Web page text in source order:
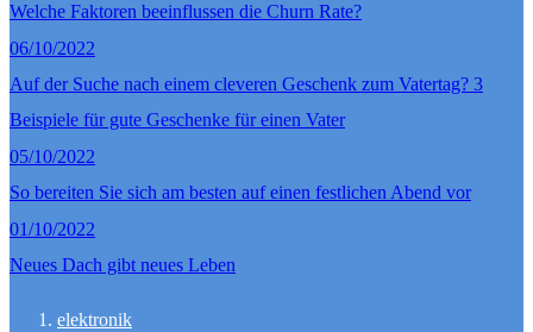
Welche Faktoren beeinflussen die Churn Rate?
06/10/2022
Auf der Suche nach einem cleveren Geschenk zum Vatertag? 3
Beispiele für gute Geschenke für einen Vater
05/10/2022
So bereiten Sie sich am besten auf einen festlichen Abend vor
01/10/2022
Neues Dach gibt neues Leben
elektronik